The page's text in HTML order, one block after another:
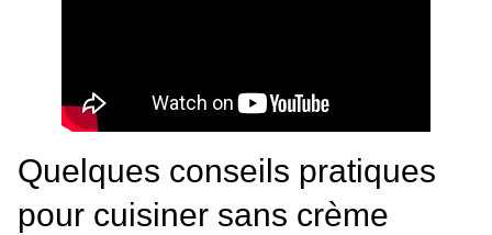
Quelques conseils pratiques
pour cuisiner sans crème